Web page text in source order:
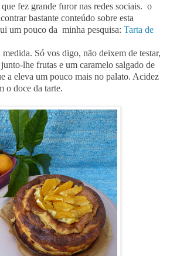
fez grande furor nas redes sociais. o
bastante conteúdo sobre esta
um pouco da minha pesquisa: Tarta de
Só vos digo, não deixem de testar,
lhe frutas e um caramelo salgado de
a eleva um pouco mais no palato. Acidez
o doce da tarte.